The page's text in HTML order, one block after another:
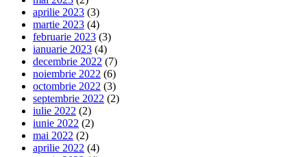
aprilie 2023 (3)
martie 2023 (4)
februarie 2023 (3)
ianuarie 2023 (4)
decembrie 2022 (7)
noiembrie 2022 (6)
octombrie 2022 (3)
septembrie 2022 (2)
iulie 2022 (2)
iunie 2022 (2)
mai 2022 (2)
aprilie 2022 (4)